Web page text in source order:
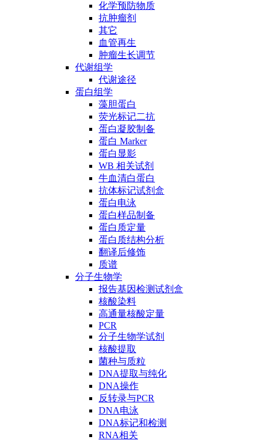
化学预防物质
抗肿瘤剂
其它
血管再生
肿瘤生长调节
代谢组学
代谢途径
蛋白组学
藻胆蛋白
荧光标记二抗
蛋白凝胶制备
蛋白 Marker
蛋白显影
WB 相关试剂
牛血清白蛋白
抗体标记试剂盒
蛋白电泳
蛋白样品制备
蛋白质定量
蛋白质结构分析
翻译后修饰
质谱
分子生物学
报告基因检测试剂盒
核酸染料
高通量核酸定量
PCR
分子生物学试剂
核酸提取
菌种与质粒
DNA提取与纯化
DNA操作
反转录与PCR
DNA电泳
DNA标记和检测
RNA相关